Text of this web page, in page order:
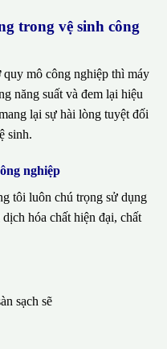
trong vệ sinh công
mô công nghiệp thì máy
năng suất và đem lại hiệu
lại sự hài lòng tuyệt đối
sinh.
nghiệp
tôi luôn chú trọng sử dụng
hóa chất hiện đại, chất
sạch sẽ